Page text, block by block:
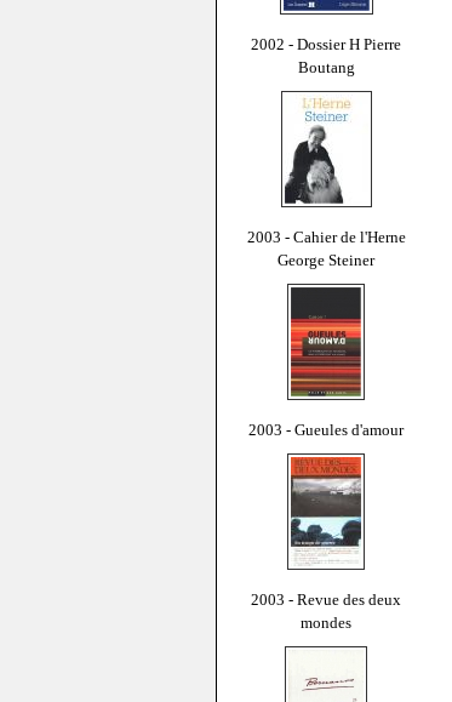
2002 - Dossier H Pierre
Boutang
2003 - Cahier de l'Herne
George Steiner
2003 - Gueules d'amour
2003 - Revue des deux
mondes